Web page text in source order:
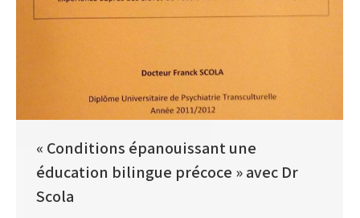
« Conditions épanouissant une
éducation bilingue précoce » avec Dr
Scola